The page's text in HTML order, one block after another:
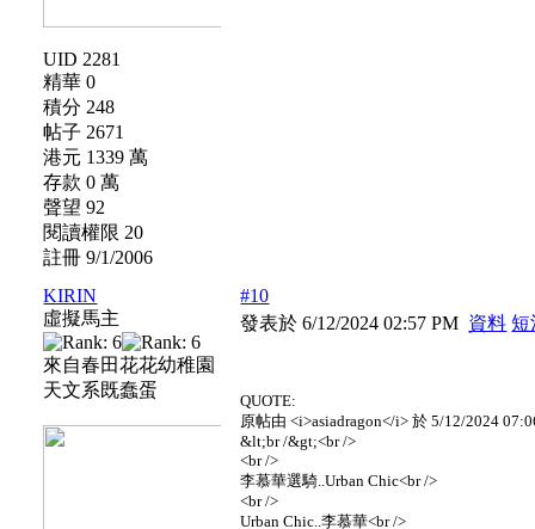
UID 2281
精華 0
積分 248
帖子 2671
港元 1339 萬
存款 0 萬
聲望 92
閱讀權限 20
註冊 9/1/2006
KIRIN
虛擬馬主
來自春田花花幼稚園
天文系既蠢蛋
#10
發表於 6/12/2024 02:57 PM 資料 短
QUOTE:
原帖由 <i>asiadragon</i> 於 5/12/2024
&lt;br /&gt;<br />
<br />
李慕華選騎..Urban Chic<br />
<br />
Urban Chic..李慕華<br />